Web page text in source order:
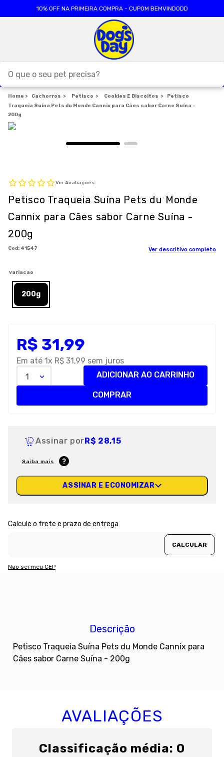
10% OFF NA PRIMEIRA COMPRA - CUPOM BEMVINDODD
Cachorros Petisco Cookies E Biscoitos
Petisco
Traqueia Suína Pets du Monde Cannix para Cães sabor Carne Suína -
200g
Ver Avaliações
Petisco Traqueia Suína Pets du Monde
Cannix para Cães sabor Carne Suína -
200g
: 41547 Ver descritivo completo
variacao
200g
R$ 31,99
Em até 1x R$ 31,99 sem juros
1
ADICIONAR AO CARRINHO
COMPRAR
Assinar porR$ 28,15
Saiba mais
ASSINAR E ECONOMIZAR
Não sei meu CEP
Descrição
Petisco Traqueia Suína Pets du Monde Cannix para
Cães sabor Carne Suína - 200g
AVALIAÇÕES
Classificação média: 0
TERMOS MAIS BUSCADOS
3º
caes
5º
formula natural
6º
areia
7º
royal canin